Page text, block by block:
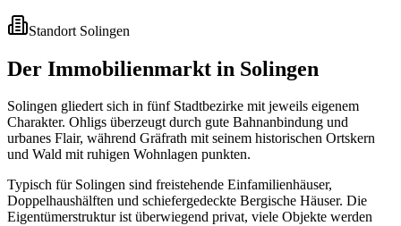
Standort Solingen
Der Immobilienmarkt in Solingen
Solingen gliedert sich in fünf Stadtbezirke mit jeweils eigenem
Charakter. Ohligs überzeugt durch gute Bahnanbindung und
urbanes Flair, während Gräfrath mit seinem historischen Ortskern
und Wald mit ruhigen Wohnlagen punkten.
Typisch für Solingen sind freistehende Einfamilienhäuser,
Doppelhaushälften und schiefergedeckte Bergische Häuser. Die
Eigentümerstruktur ist überwiegend privat, viele Objekte werden